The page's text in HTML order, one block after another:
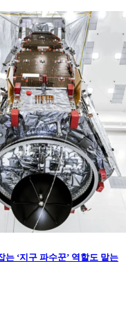
‘지구 파수꾼’ 역할도 맡는